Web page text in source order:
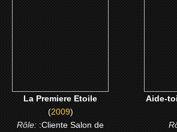
CLICK ME
La Premiere Etoile
(2009)
Rôle::Cliente Salon de
Aide-